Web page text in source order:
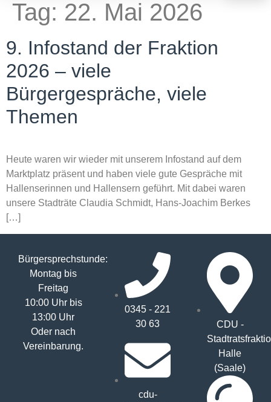
Tag: 22. Mai 2026
9. Infostand der Fraktion
2026 – viele
Bürgergespräche, viele
Themen
Heute waren wir wieder mit unserem Infostand auf dem
Marktplatz präsent und haben viele gute Gespräche mit
Hallenserinnen und Hallensern geführt. Mit dabei waren
unsere Stadträte Claudia Schmidt, Hans-Joachim Berkes
[…]
Bürgersprechstunde:
Montag bis
Freitag
10:00 Uhr bis
13:00 Uhr
Oder nach
Vereinbarung.
0345 - 221
30 63
cdu-
CDU -
Halle
(Saale)